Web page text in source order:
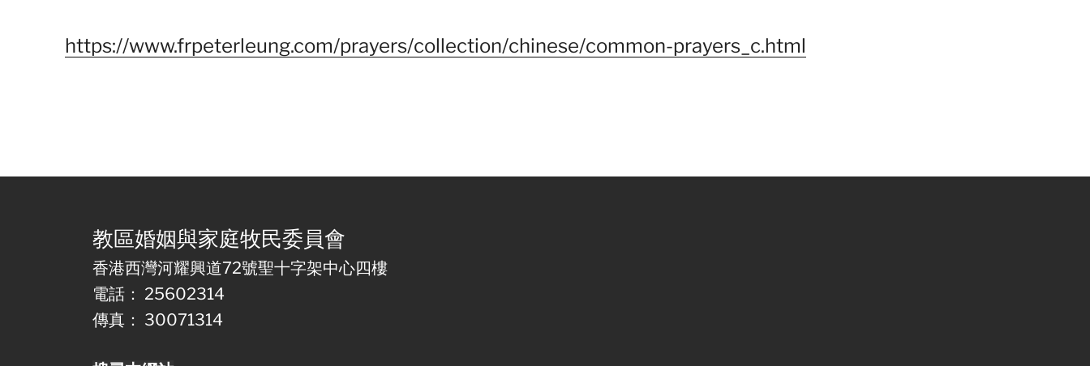
https://www.frpeterleung.com/prayers/collection/chinese/common-prayers_c.html
教區婚姻與家庭牧民委員會
香港西灣河耀興道72號聖十字架中心四樓
電話： 25602314
傳真： 30071314